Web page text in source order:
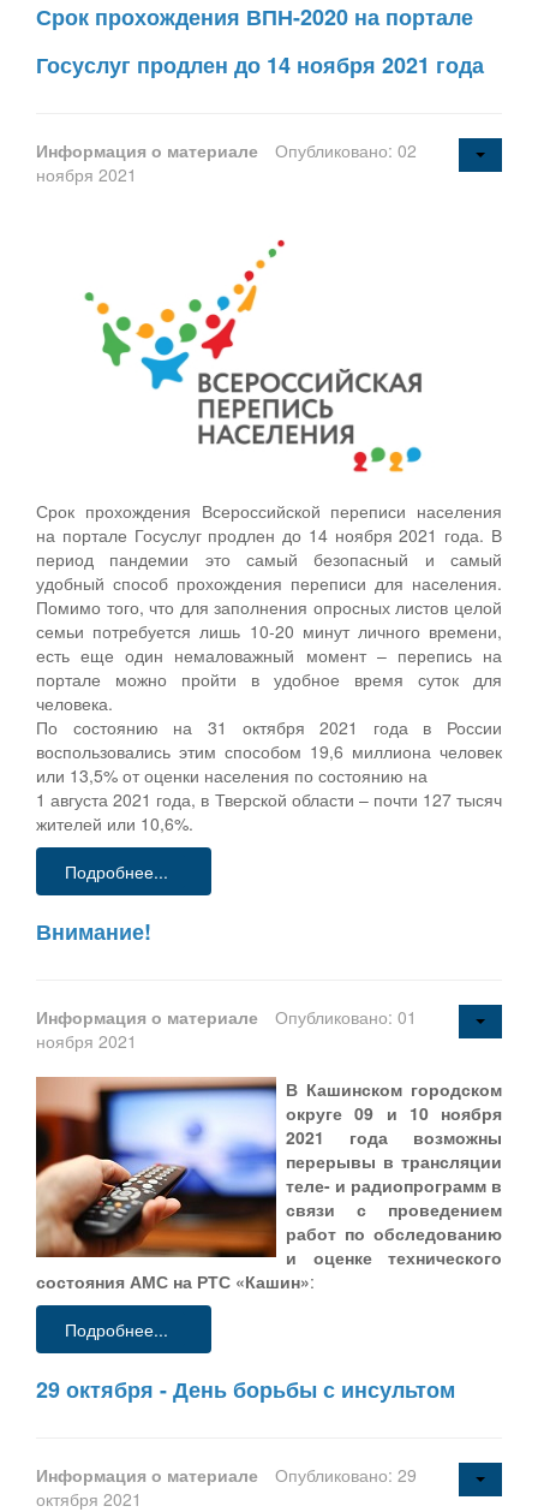
Срок прохождения ВПН-2020 на портале
Госуслуг продлен до 14 ноября 2021 года
Информация о материале
Опубликовано: 02
ноября 2021
Срок прохождения Всероссийской переписи населения
на портале Госуслуг продлен до 14 ноября 2021 года. В
период пандемии это самый безопасный и самый
удобный способ прохождения переписи для населения.
Помимо того, что для заполнения опросных листов целой
семьи потребуется лишь 10-20 минут личного времени,
есть еще один немаловажный момент – перепись на
портале можно пройти в удобное время суток для
человека.
По состоянию на 31 октября 2021 года в России
воспользовались этим способом 19,6 миллиона человек
или 13,5% от оценки населения по состоянию на
1 августа 2021 года, в Тверской области – почти 127 тысяч
жителей или 10,6%.
Подробнее...
Внимание!
Информация о материале
Опубликовано: 01
ноября 2021
В Кашинском городском
округе 09 и 10 ноября
2021 года возможны
перерывы в трансляции
теле- и радиопрограмм в
связи с проведением
работ по обследованию
и оценке технического
состояния АМС на РТС «Кашин»:
Подробнее...
29 октября - День борьбы с инсультом
Информация о материале
Опубликовано: 29
октября 2021